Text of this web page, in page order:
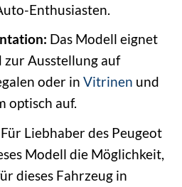
Enthusiasten.
Das Modell eignet
Ausstellung auf
oder in Vitrinen und
optisch auf.
Für Liebhaber des Peugeot
Modell die Möglichkeit,
dieses Fahrzeug in